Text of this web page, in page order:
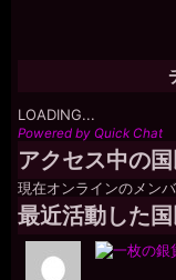
LOADING...
Powered by Quick Chat
アクセス中の
現在オンラインのメンバ
最近活動した